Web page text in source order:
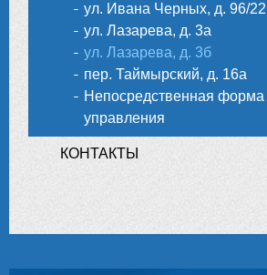
ул. Ивана Черных, д. 96/22
ул. Лазарева, д. 3а
ул. Лазарева, д. 3б
пер. Таймырский, д. 16а
Непосредственная форма
управления
КОНТАКТЫ